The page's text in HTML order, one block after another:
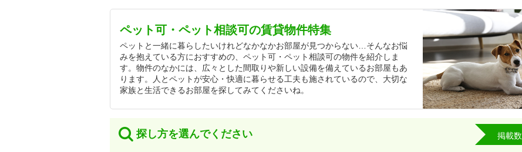
ペット可・ペット相談可の賃貸物件特集
ペットと一緒に暮らしたいけれどなかなかお部屋が見つからない…そんなお悩
みを抱えている方におすすめの、ペット可・ペット相談可の物件を紹介しま
す。物件のなかには、広々とした間取りや新しい設備を備えているお部屋もあ
ります。人とペットが安心・快適に暮らせる工夫も施されているので、大切な
家族と生活できるお部屋を探してみてくださいね。
探し方を選んでください 掲載数